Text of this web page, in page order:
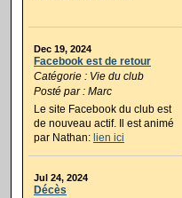
Dec 19, 2024
Facebook est de retour
Catégorie : Vie du club
Posté par : Marc
Le site Facebook du club est
de nouveau actif. Il est animé
par Nathan: lien ici
Jul 24, 2024
Décès